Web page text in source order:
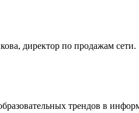
директор по продажам сети.
трендов в